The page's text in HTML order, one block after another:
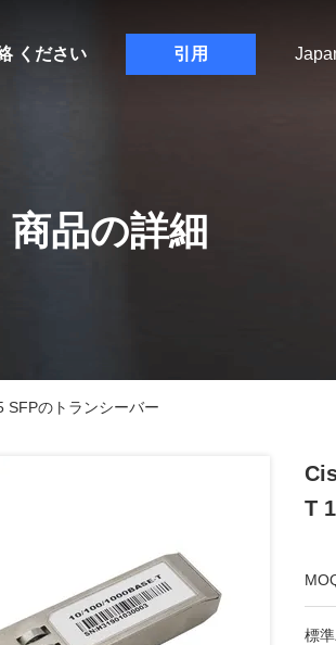
ください 引用
商品の詳細
SFPのトランシーバー
T
標